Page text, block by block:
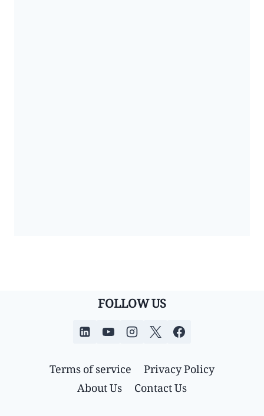
FOLLOW US
Privacy Policy
Terms of service
Contact Us
About Us